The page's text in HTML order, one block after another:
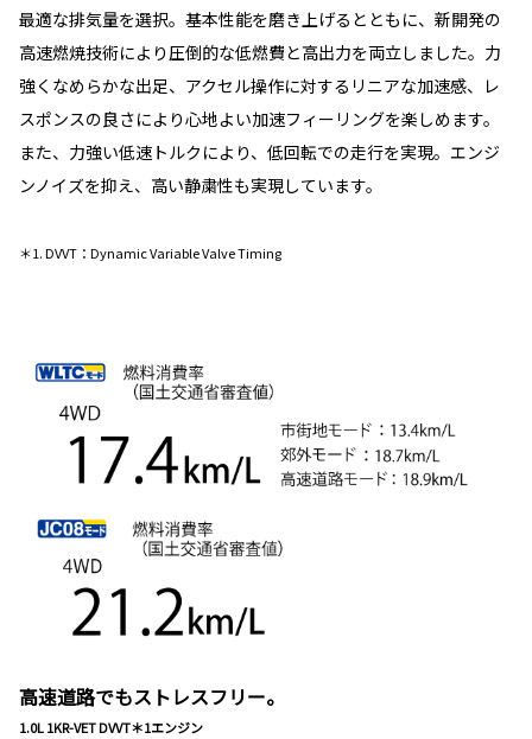
最適な排気量を選択。基本性能を磨き上げるとともに、新開発の
高速燃焼技術により圧倒的な低燃費と高出力を両立しました。力
強くなめらかな出足、アクセル操作に対するリニアな加速感、レ
スポンスの良さにより心地よい加速フィーリングを楽しめます。
また、力強い低速トルクにより、低回転での走行を実現。エンジ
ンノイズを抑え、高い静粛性も実現しています。
＊1. DVVT：Dynamic Variable Valve Timing
高速道路でもストレスフリー。
1.0L 1KR-VET DVVT＊1エンジン